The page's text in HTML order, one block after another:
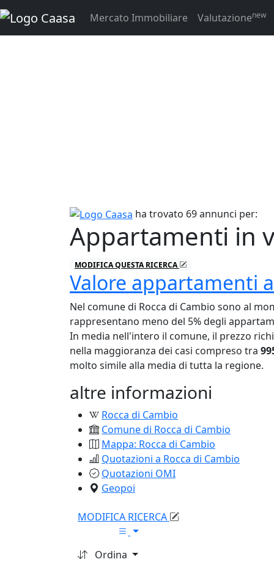
Mercato Immobiliare Valutazionenew
ha trovato 69 annunci per:
Appartamenti in
MODIFICAQUESTARICERCA
Valore appartamenti
Nel comune di Rocca di Cambio sono al
rappresentano meno del 5% degli
In media nell'intero il comune, il prezzo
nella maggioranza dei casi compreso tra
molto simile alla media di tutta la regione.
altre informazioni
Rocca di Cambio
Comune di Rocca di Cambio
Mappa: Rocca di Cambio
Quotazioni a Rocca di Cambio
Quotazioni OMI
Geopoi
MODIFICA RICERCA
Ordina